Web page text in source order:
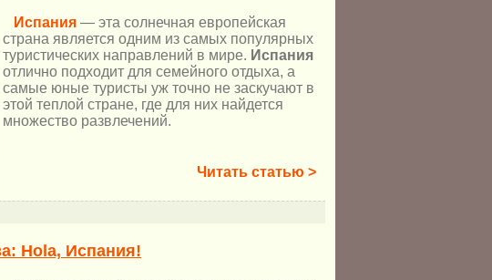
Испания — эта солнечная европейская
страна является одним из самых популярных
туристических направлений в мире. Испания
отлично подходит для семейного отдыха, а
самые юные туристы уж точно не заскучают в
этой теплой стране, где для них найдется
множество развлечений.
Читать статью >
Hola, Испания!